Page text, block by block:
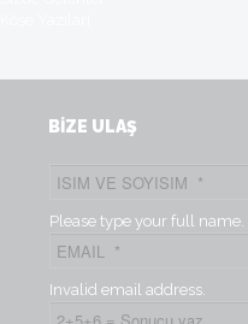
BİZE ULAŞ
Please type your full name.
Invalid email address.